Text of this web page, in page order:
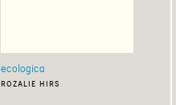
ecologica
rozalie hirs